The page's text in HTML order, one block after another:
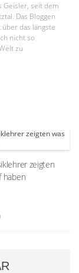
Geisler, seit dem
Das Bloggen
das längste
nicht so
zu
zeigten
haben